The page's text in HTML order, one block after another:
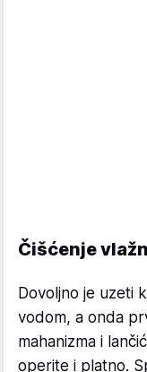
Čišćenje
Dovoljno je uzeti
vodom, a onda
mahanizma i
operite i platno.